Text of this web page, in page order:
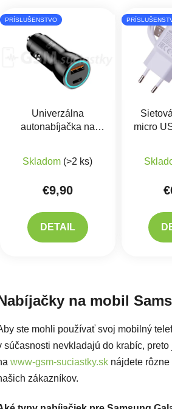
Výpis produktov
PRÍSLUŠENSTVO
Univerzálna
autonabíjačka na
Skladom (>2 ks)
€9,90
DETAIL
micro
na mobil
ste mohli používať svoj mobilný
súčasnosti nevkladajú do krabíc,
www-gsm-suciastky.sk nájdete
zákazníkov.